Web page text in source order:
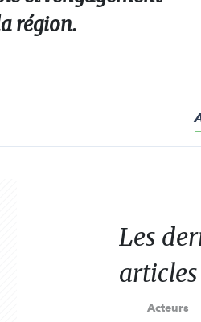
région.
Les
Acteurs